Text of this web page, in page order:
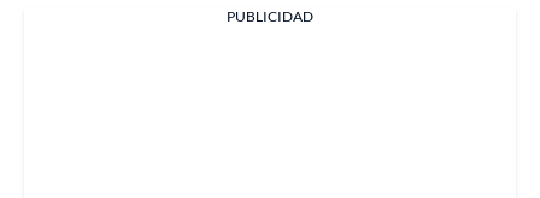
PUBLICIDAD